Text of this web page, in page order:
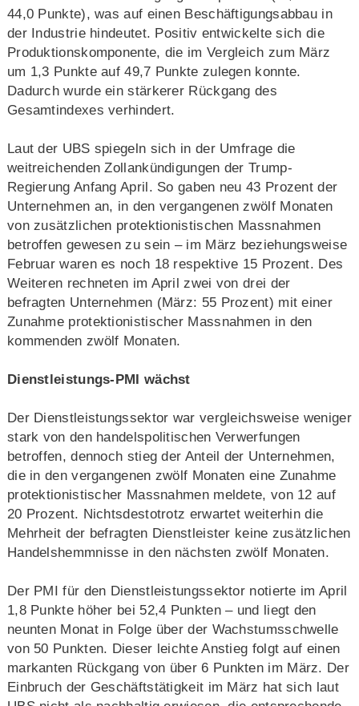
44,0 Punkte), was auf einen Beschäftigungsabbau in
der Industrie hindeutet. Positiv entwickelte sich die
Produktionskomponente, die im Vergleich zum März
um 1,3 Punkte auf 49,7 Punkte zulegen konnte.
Dadurch wurde ein stärkerer Rückgang des
Gesamtindexes verhindert.
Laut der UBS spiegeln sich in der Umfrage die
weitreichenden Zollankündigungen der Trump-
Regierung Anfang April. So gaben neu 43 Prozent der
Unternehmen an, in den vergangenen zwölf Monaten
von zusätzlichen protektionistischen Massnahmen
betroffen gewesen zu sein – im März beziehungsweise
Februar waren es noch 18 respektive 15 Prozent. Des
Weiteren rechneten im April zwei von drei der
befragten Unternehmen (März: 55 Prozent) mit einer
Zunahme protektionistischer Massnahmen in den
kommenden zwölf Monaten.
Dienstleistungs-PMI wächst
Der Dienstleistungssektor war vergleichsweise weniger
stark von den handelspolitischen Verwerfungen
betroffen, dennoch stieg der Anteil der Unternehmen,
die in den vergangenen zwölf Monaten eine Zunahme
protektionistischer Massnahmen meldete, von 12 auf
20 Prozent. Nichtsdestotrotz erwartet weiterhin die
Mehrheit der befragten Dienstleister keine zusätzlichen
Handelshemmnisse in den nächsten zwölf Monaten.
Der PMI für den Dienstleistungssektor notierte im April
1,8 Punkte höher bei 52,4 Punkten – und liegt den
neunten Monat in Folge über der Wachstumsschwelle
von 50 Punkten. Dieser leichte Anstieg folgt auf einen
markanten Rückgang von über 6 Punkten im März. Der
Einbruch der Geschäftstätigkeit im März hat sich laut